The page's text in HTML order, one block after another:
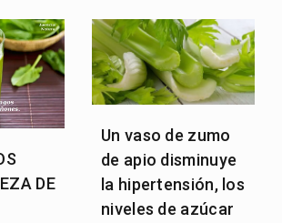
DE
Un vaso de zumo
de apio disminuye
la hipertensión, los
niveles de azúcar